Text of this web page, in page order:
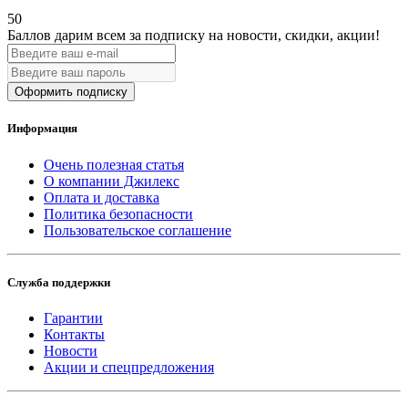
50
Баллов дарим всем за подписку на новости, скидки, акции!
Оформить подписку
Информация
Очень полезная статья
О компании Джилекс
Оплата и доставка
Политика безопасности
Пользовательское соглашение
Служба поддержки
Гарантии
Контакты
Новости
Акции и спецпредложения